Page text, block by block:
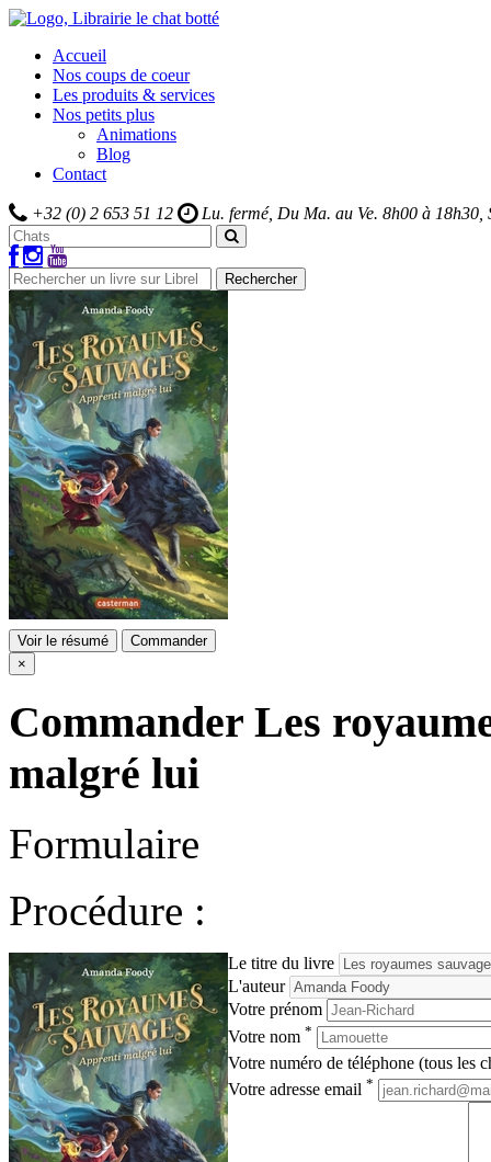
Accueil
Nos coups de coeur
Les produits & services
Nos petits plus
Animations
Blog
Contact
+32 (0) 2 653 51 12 Lu. fermé, Du Ma. au Ve. 8h00 à 18h30,
Rechercher
Voir le résumé
Commander
×
Commander Les
malgré lui
Formulaire
Procédure :
Le titre du livre
L'auteur
Votre prénom
Votre nom *
Votre numéro de téléphone (tous les
Votre adresse email *